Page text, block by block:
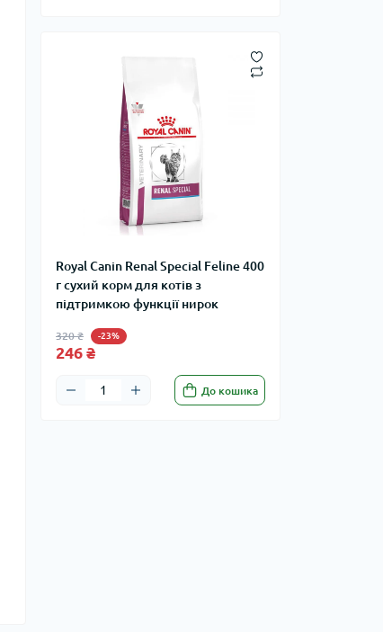
Royal Canin Renal Special Feline 400
г сухий корм для котів з
підтримкою функції нирок
320 ₴ -23%
246 ₴
До кошика